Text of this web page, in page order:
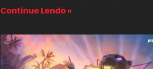
Continue Lendo »